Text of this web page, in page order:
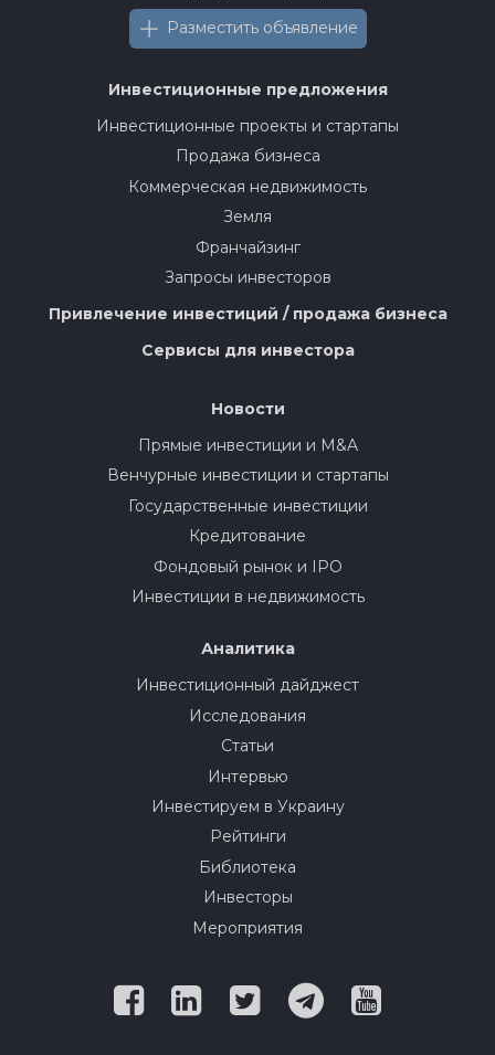
Разместить объявление
Инвестиционные предложения
Инвестиционные проекты и стартапы
Продажа бизнеса
Коммерческая недвижимость
Земля
Франчайзинг
Запросы инвесторов
Привлечение инвестиций / продажа бизнеса
Сервисы для инвестора
Новости
Прямые инвестиции и M&A
Венчурные инвестиции и стартапы
Государственные инвестиции
Кредитование
Фондовый рынок и IPO
Инвестиции в недвижимость
Аналитика
Инвестиционный дайджест
Исследования
Статьи
Интервью
Инвестируем в Украину
Рейтинги
Библиотека
Инвесторы
Мероприятия